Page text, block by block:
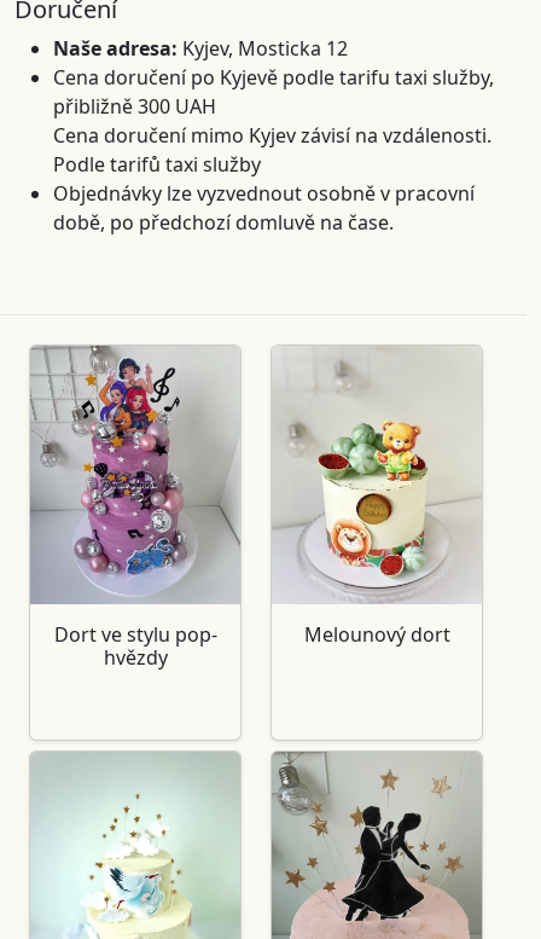
Doručení
Naše adresa: Kyjev, Mosticka 12
Cena doručení po Kyjevě podle tarifu taxi služby,
přibližně 300 UAH
Cena doručení mimo Kyjev závisí na vzdálenosti.
Podle tarifů taxi služby
Objednávky lze vyzvednout osobně v pracovní
době, po předchozí domluvě na čase.
Dort ve stylu pop-
hvězdy
Melounový dort